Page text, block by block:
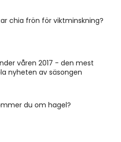
chia frön för viktminskning?
våren 2017 - den mest
nyheten av säsongen
du om hagel?